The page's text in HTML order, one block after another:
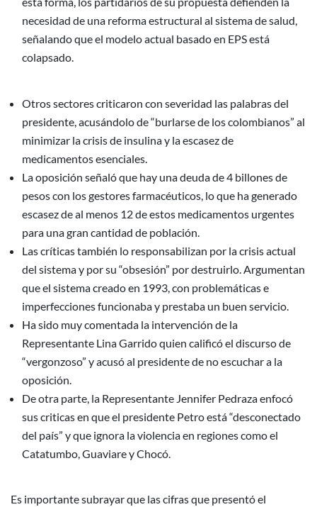
necesidad de una reforma estructural al sistema de salud,
señalando que el modelo actual basado en EPS está
colapsado.
Otros sectores criticaron con severidad las palabras del
presidente, acusándolo de “burlarse de los colombianos” al
minimizar la crisis de insulina y la escasez de
medicamentos esenciales.
La oposición señaló que hay una deuda de 4 billones de
pesos con los gestores farmacéuticos, lo que ha generado
escasez de al menos 12 de estos medicamentos urgentes
para una gran cantidad de población.
Las críticas también lo responsabilizan por la crisis actual
del sistema y por su “obsesión” por destruirlo. Argumentan
que el sistema creado en 1993, con problemáticas e
imperfecciones funcionaba y prestaba un buen servicio.
Ha sido muy comentada la intervención de la
Representante Lina Garrido quien calificó el discurso de
“vergonzoso” y acusó al presidente de no escuchar a la
oposición.
De otra parte, la Representante Jennifer Pedraza enfocó
sus criticas en que el presidente Petro está “desconectado
del país” y que ignora la violencia en regiones como el
Catatumbo, Guaviare y Chocó.
Es importante subrayar que las cifras que presentó el